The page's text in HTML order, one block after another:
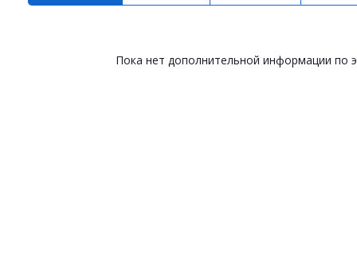
Пока нет дополнительной информации по